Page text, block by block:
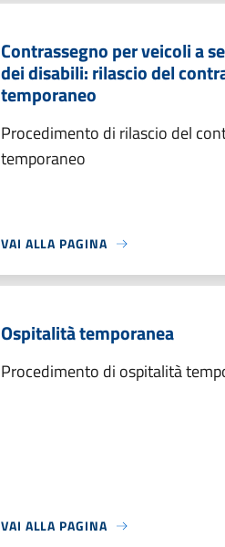
Contrassegno per veicoli a
dei disabili: rilascio del
temporaneo
Procedimento di rilascio del
temporaneo
VAI ALLA PAGINA
Ospitalità temporanea
Procedimento di ospitalità
VAI ALLA PAGINA